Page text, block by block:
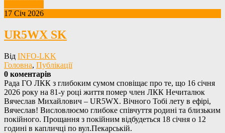
17 Січ 2026
UR5WX SK
Від INFO-LKK
Головна, Публікації
0 коментарів
Рада ГО ЛКК з глибоким сумом сповіщає про те, що 16 січня
2026 року на 81-у році життя помер член ЛКК Нечиталюк
Вячеслав Михайлович – UR5WX. Вічного Тобі лету в ефірі,
Вячеслав! Висловлюємо глибоке співчуття родині та близьким
покійного. Прощання з покійним відбудеться 18 січня о 12
годині в капличці по вул.Пекарській.